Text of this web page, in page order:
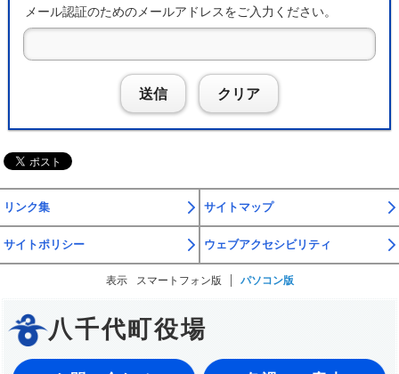
メール認証のためのメールアドレスをご入力ください。
送信 クリア
リンク集 サイトマップ
サイトポリシー ウェブアクセシビリティ
表示 スマートフォン版 パソコン版
八千代町役場